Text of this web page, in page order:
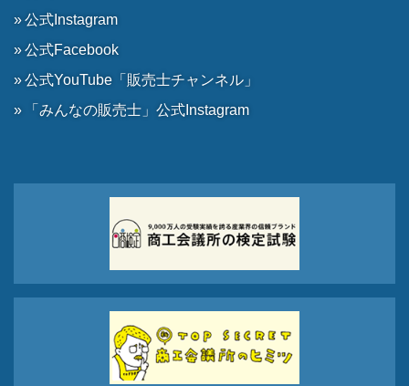
公式Instagram
公式Facebook
公式YouTube「販売士チャンネル」
「みんなの販売士」公式Instagram